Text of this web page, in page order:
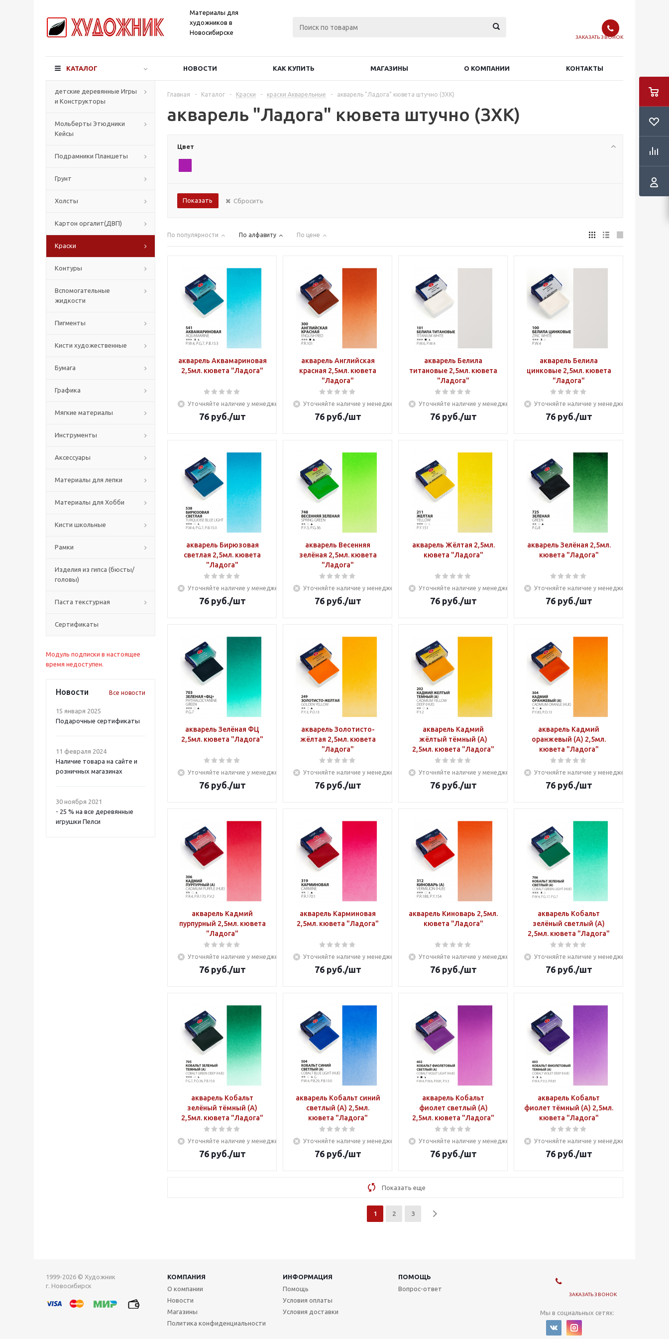
Материалы для
художников в
Новосибирске
ЗАКАЗАТЬ ЗВОНОК
КАТАЛОГ НОВОСТИ КАК КУПИТЬ МАГАЗИНЫ О КОМПАНИИ КОНТАКТЫ
детские деревянные Игры
и Конструкторы
Мольберты Этюдники
Кейсы
Подрамники Планшеты
Грунт
Холсты
Картон оргалит(ДВП)
Краски
Контуры
Вспомогательные
жидкости
Пигменты
Кисти художественные
Бумага
Графика
Мягкие материалы
Инструменты
Аксессуары
Материалы для лепки
Материалы для Хобби
Кисти школьные
Рамки
Изделия из гипса (бюсты/
головы)
Паста текстурная
Сертификаты
Модуль подписки в настоящее
время недоступен.
Новости Все новости
15 января 2025
Подарочные сертификаты
11 февраля 2024
Наличие товара на сайте и
розничных магазинах
30 ноября 2021
- 25 % на все деревянные
игрушки Пелси
Главная - Каталог - Краски - краски Акварельные - акварель "Ладога" кювета штучно (ЗХК)
акварель "Ладога" кювета штучно (ЗХК)
Цвет
Сбросить
По популярности По алфавиту По цене
акварель Аквамариновая
2,5мл. кювета "Ладога"
Уточняйте наличие у менеджера
76руб./шт
акварель Английская
красная 2,5мл. кювета
"Ладога"
Уточняйте наличие у менеджера
76руб./шт
акварель Белила
титановые 2,5мл. кювета
"Ладога"
Уточняйте наличие у менеджера
76руб./шт
акварель Белила
цинковые 2,5мл. кювета
"Ладога"
Уточняйте наличие у менеджера
76руб./шт
акварель Бирюзовая
светлая 2,5мл. кювета
"Ладога"
Уточняйте наличие у менеджера
76руб./шт
акварель Весенняя
зелёная 2,5мл. кювета
"Ладога"
Уточняйте наличие у менеджера
76руб./шт
акварель Жёлтая 2,5мл.
кювета "Ладога"
Уточняйте наличие у менеджера
76руб./шт
акварель Зелёная 2,5мл.
кювета "Ладога"
Уточняйте наличие у менеджера
76руб./шт
акварель Зелёная ФЦ
2,5мл. кювета "Ладога"
Уточняйте наличие у менеджера
76руб./шт
акварель Золотисто-
жёлтая 2,5мл. кювета
"Ладога"
Уточняйте наличие у менеджера
76руб./шт
акварель Кадмий
жёлтый тёмный (А)
2,5мл. кювета "Ладога"
Уточняйте наличие у менеджера
76руб./шт
акварель Кадмий
оранжевый (А) 2,5мл.
кювета "Ладога"
Уточняйте наличие у менеджера
76руб./шт
акварель Кадмий
пурпурный 2,5мл. кювета
"Ладога"
Уточняйте наличие у менеджера
76руб./шт
акварель Карминовая
2,5мл. кювета "Ладога"
Уточняйте наличие у менеджера
76руб./шт
акварель Киноварь 2,5мл.
кювета "Ладога"
Уточняйте наличие у менеджера
76руб./шт
акварель Кобальт
зелёный светлый (А)
2,5мл. кювета "Ладога"
Уточняйте наличие у менеджера
76руб./шт
акварель Кобальт
зелёный тёмный (А)
2,5мл. кювета "Ладога"
Уточняйте наличие у менеджера
76руб./шт
акварель Кобальт синий
светлый (А) 2,5мл.
кювета "Ладога"
Уточняйте наличие у менеджера
76руб./шт
акварель Кобальт
фиолет светлый (А)
2,5мл. кювета "Ладога"
Уточняйте наличие у менеджера
76руб./шт
акварель Кобальт
фиолет тёмный (А) 2,5мл.
кювета "Ладога"
Уточняйте наличие у менеджера
76руб./шт
Показать еще
1 2 3
1999-2026 © Художник
г. Новосибирск
КОМПАНИЯ ИНФОРМАЦИЯ
ПОМОЩЬ
О компании
Новости
Магазины
Политика конфиденциальности
Помощь
Условия оплаты
Условия доставки
Вопрос-ответ
ЗАКАЗАТЬ ЗВОНОК
Мы в социальных сетях: